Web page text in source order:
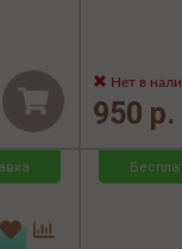
Нет в
950 р.